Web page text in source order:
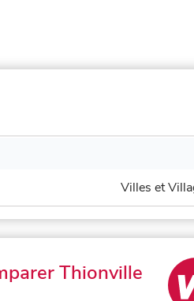
Villes et
Thionville